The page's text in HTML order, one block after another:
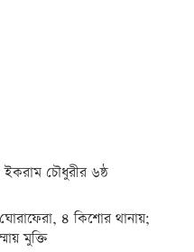
ইকরাম চৌধুরীর ৬ষ্ঠ
ঘোরাফেরা, ৪ কিশোর থানায়;
মুক্তি